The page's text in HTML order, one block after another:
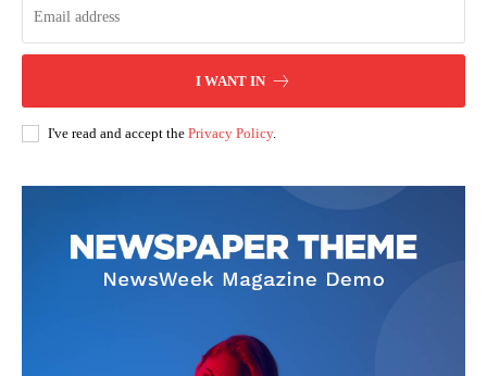
I WANT IN
I've read and accept the Privacy Policy.